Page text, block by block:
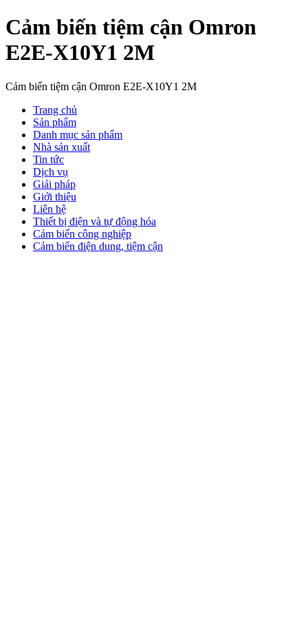
Cảm biến tiệm cận Omron
E2E-X10Y1 2M
Cảm biến tiệm cận Omron E2E-X10Y1 2M
Trang chủ
Sản phẩm
Danh mục sản phẩm
Nhà sản xuất
Tin tức
Dịch vụ
Giải pháp
Giới thiệu
Liên hệ
Thiết bị điện và tự động hóa
Cảm biến công nghiệp
Cảm biến điện dung, tiệm cận